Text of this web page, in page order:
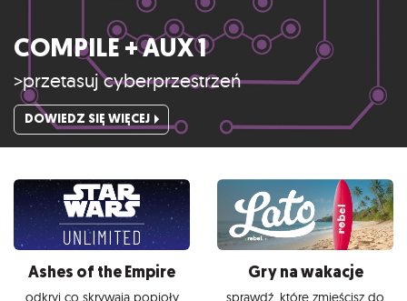
COMPILE + AUX 1
>przetasuj cyberprzestrzeń
DOWIEDZ SIĘ WIĘCEJ
Ashes of the Empire
odkryj co skrywają popioły
Gry na wakacje
sprawdź, które zmieścisz do